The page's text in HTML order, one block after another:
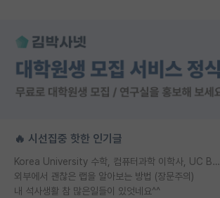
🔥 시선집중 핫한 인기글
Korea University 수학, 컴퓨터과학 이학사, UC Berkeley 산업공학 대학원 공학박사가 되는 것은 쉽지 않겠죠?
외부에서 괜찮은 랩을 알아보는 방법 (장문주의)
내 석사생활 참 많은일들이 있엇네요^^